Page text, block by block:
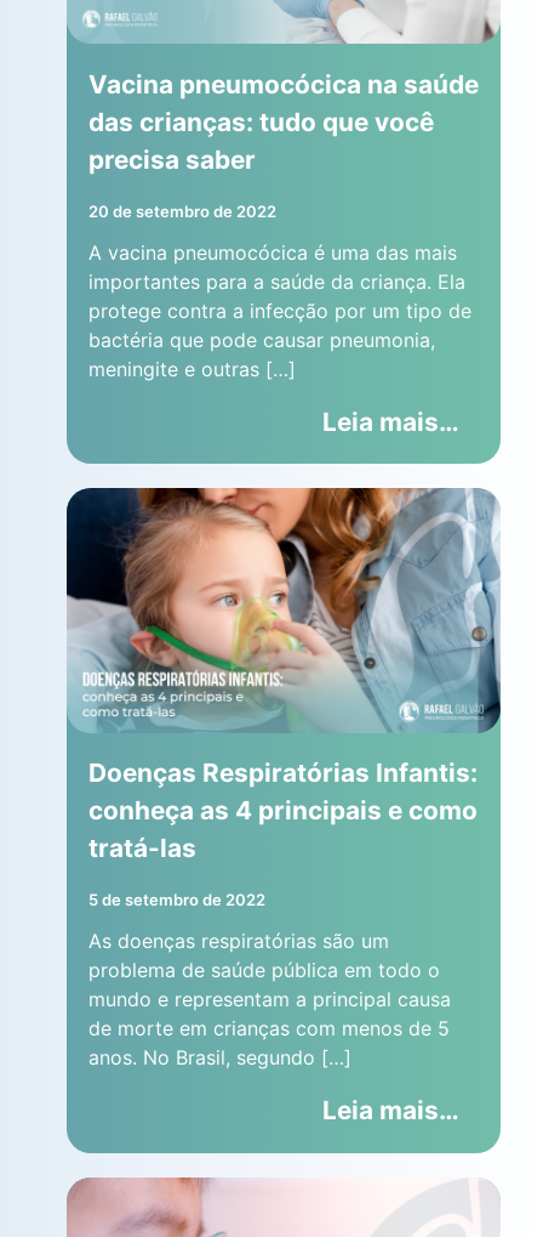
Vacina pneumocócica na saúde
das crianças: tudo que você
precisa saber
20 de setembro de 2022
A vacina pneumocócica é uma das mais
importantes para a saúde da criança. Ela
protege contra a infecção por um tipo de
bactéria que pode causar pneumonia,
meningite e outras […]
Leia mais…
Doenças Respiratórias Infantis:
conheça as 4 principais e como
tratá-las
5 de setembro de 2022
As doenças respiratórias são um
problema de saúde pública em todo o
mundo e representam a principal causa
de morte em crianças com menos de 5
anos. No Brasil, segundo […]
Leia mais…